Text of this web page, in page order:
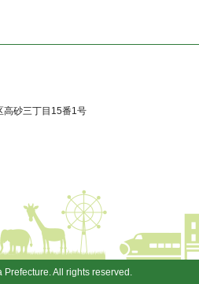
高砂三丁目15番1号
All rights reserved.